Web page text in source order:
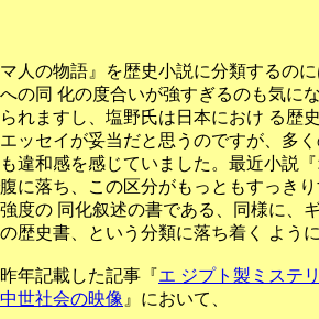
人の物語』を歴史小説に分類するの
の同 化の度合いが強すぎるのも気に
れますし、塩野氏は日本におけ る歴
ッセイが妥当だと思うのですが、多
違和感を感じていました。最近小説
に落ち、この区分がもっともすっき
度の 同化叙述の書である、同様に、
歴史書、という分類に落ち着く よう
年記載した記事『エ ジプト製ミステ
世社会の映像 』において、